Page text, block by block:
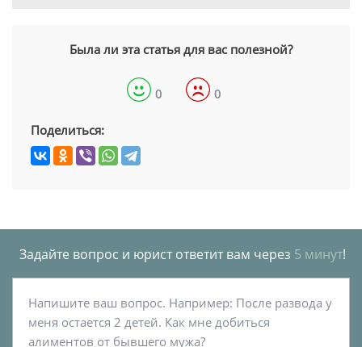
Была ли эта статья для вас полезной?
0 0
Поделиться:
Задайте вопрос и юрист ответит вам через 5 минут!